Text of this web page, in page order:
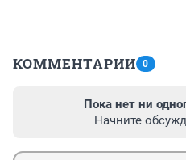
КОММЕНТАРИИ 0
Пока нет ни
Начните